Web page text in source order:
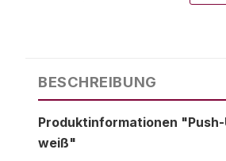
BESCHREIBUNG
Produktinformationen "Push-
weiß"